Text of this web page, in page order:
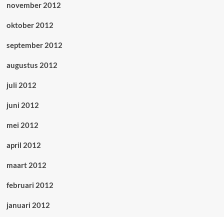
november 2012
oktober 2012
september 2012
augustus 2012
juli 2012
juni 2012
mei 2012
april 2012
maart 2012
februari 2012
januari 2012